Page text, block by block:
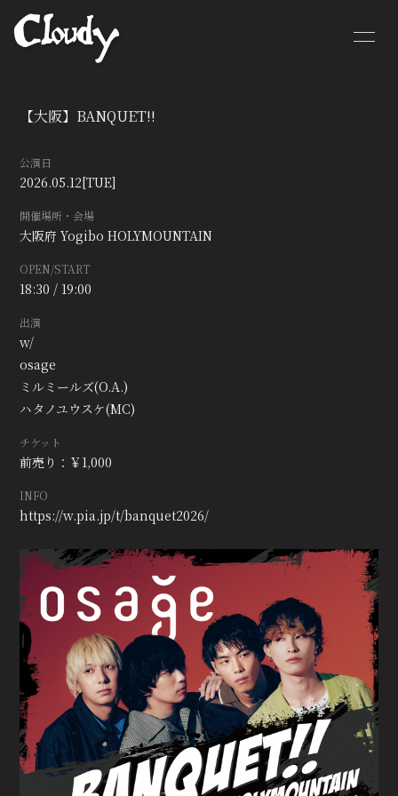
MOVIE
CONTACT
GOODS
【大阪】BANQUET!!
公演日
2026.05.12[TUE]
開催場所・会場
大阪府Yogibo HOLYMOUNTAIN
OPEN/START
18:30 / 19:00
出演
w/
osage
ミルミールズ(O.A.)
ハタノユウスケ(MC)
チケット
前売り：￥1,000
INFO
https://w.pia.jp/t/banquet2026/